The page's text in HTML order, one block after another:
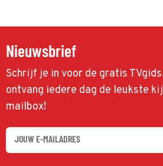
Nieuwsbrief
Schrijf je in voor de gratis
ontvang iedere dag de leukste
mailbox!